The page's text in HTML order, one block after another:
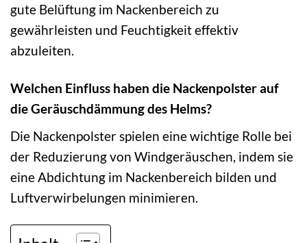
gute Belüftung im Nackenbereich zu
gewährleisten und Feuchtigkeit effektiv
abzuleiten.
Welchen Einfluss haben die Nackenpolster auf
die Geräuschdämmung des Helms?
Die Nackenpolster spielen eine wichtige Rolle bei
der Reduzierung von Windgeräuschen, indem sie
eine Abdichtung im Nackenbereich bilden und
Luftverwirbelungen minimieren.